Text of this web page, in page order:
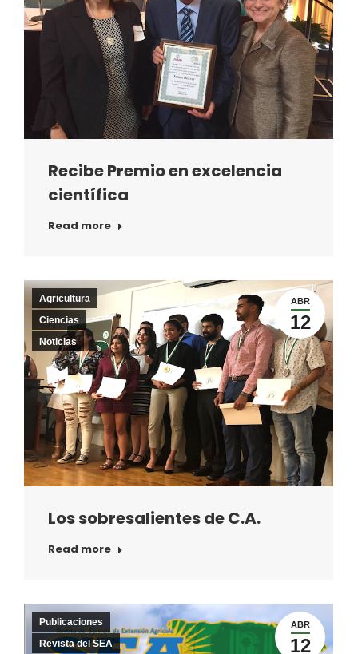
Recibe Premio en excelencia
científica
Read more
ABR
12
Agricultura
Ciencias
Noticias
Los sobresalientes de C.A.
Read more
ABR
12
Publicaciones
Revista del SEA